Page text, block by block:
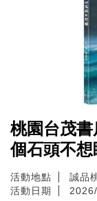
桃園台茂
個石頭不想
活動地點
誠品
活動日期